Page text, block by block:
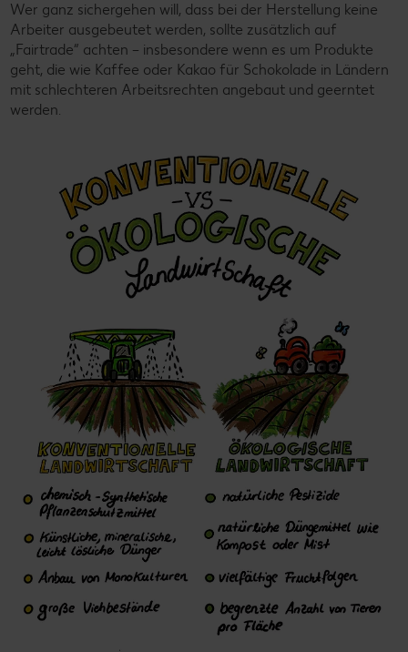
Wer ganz sichergehen will, dass bei der Herstellung keine
Arbeiter ausgebeutet werden, sollte zusätzlich auf
„Fairtrade“ achten – insbesondere wenn es um Produkte
geht, die wie Kaffee oder Kakao für Schokolade in Ländern
mit schlechteren Arbeitsrechten angebaut und geerntet
werden.